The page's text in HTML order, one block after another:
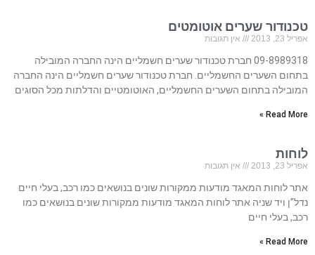
טכנודור שערים אוטומטים
אפריל 23, 2013 אין תגובות
09-8989318 חברת טכנודור שערים חשמליים הינה החברה המובילה
בתחום השערים החשמליים. חברת טכנודור שערים חשמליים הינה החברה
המובילה בתחום השערים החשמליים, האוטומטיים והדלתות מכל הסוגים
Read More »
לוחות
אפריל 23, 2013 אין תגובות
אתר לוחות המאגד מודעות ממקורות שונים בנושאים כמו רכב, בעלי חיים
נדל”ן ויד שניה אתר לוחות המאגד מודעות ממקורות שונים בנושאים כמו
רכב, בעלי חיים
Read More »